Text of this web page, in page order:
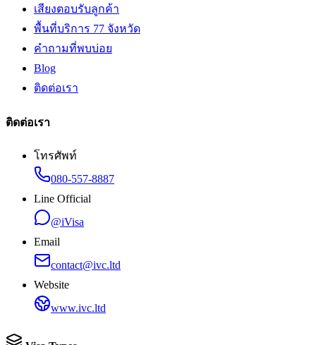
เสียงตอบรับลูกค้า
พื้นที่บริการ 77 จังหวัด
คำถามที่พบบ่อย
Blog
ติดต่อเรา
ติดต่อเรา
โทรศัพท์
080-557-8887
Line Official
@iVisa
Email
contact@ivc.ltd
Website
www.ivc.ltd